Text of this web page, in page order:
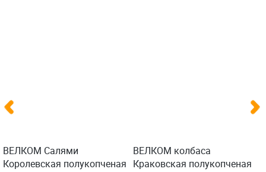
ВЕЛКОМ Салями
Королевская полукопченая
ВЕЛКОМ колбаса
Краковская полукопченая